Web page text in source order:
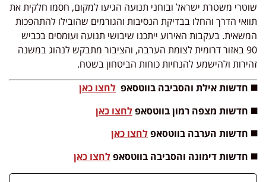
שוטרי משטרת ישראל ובוחני תנועה הגיעו למקום, חסמו חלקית את
תוואי הדרך והחלו בבדיקת הנסיבות והגורמים שהובילו להתהפכות
המשאית. בעקבות האירוע ייתכנו שיבושי תנועה ועומסים בכביש
90 באזור דרומית לצומת הערבה, והציבור מתבקש לנהוג במשנה
זהירות ולהישמע להנחיות כוחות הביטחון בשטח.
◼️ חדשות אילת והסביבה בווטסאפ לחצו כאן
◼️ חדשות מצפה רמון בווטסאפלחצו כאן
◼️ חדשות הערבה בווטסאפלחצו כאן
◼️ חדשות דימונה והסביבה בווטסאפלחצו כאן